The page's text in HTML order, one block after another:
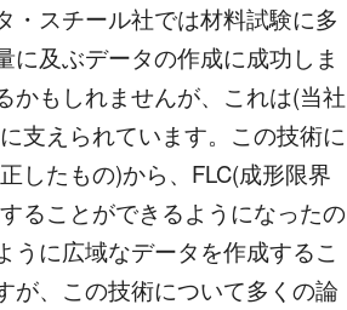
・スチール社では材料試験に多
に及ぶデータの作成に成功しま
かもしれませんが、これは(当社
支えられています。この技術に
したもの)から、FLC(成形限界
ることができるようになったの
に広域なデータを作成するこ
が、この技術について多くの論